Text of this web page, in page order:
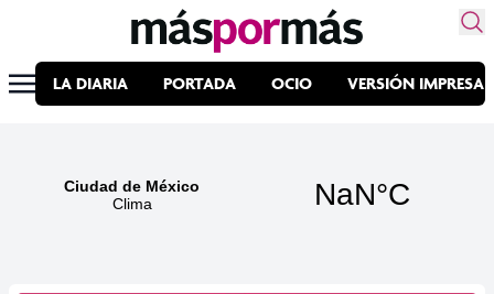
LA DIARIA PORTADA OCIO VERSIÓN IMPRESA